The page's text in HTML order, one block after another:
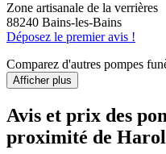
Zone artisanale de la verrières
88240 Bains-les-Bains
Déposez le premier avis !
Comparez d'autres pompes
Afficher plus
Avis et prix des
proximité de Harol